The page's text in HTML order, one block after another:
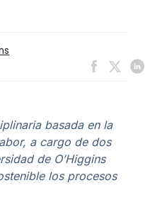
basada en la
a cargo de dos
de O’Higgins
los procesos